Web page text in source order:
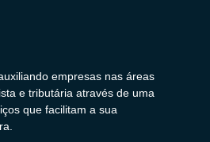
empresas nas áreas
e tributária através de uma
que facilitam a sua